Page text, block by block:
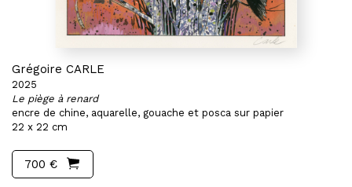
Grégoire CARLE
2025
Le piège à renard
encre de chine, aquarelle, gouache et posca sur papier
22 x 22 cm
700 €